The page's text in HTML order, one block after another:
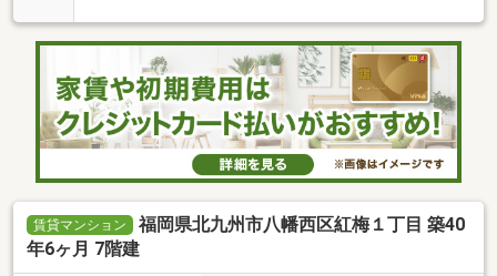
賃貸マンション
福岡県北九州市八幡西区紅梅１丁目 築40
年6ヶ月 7階建